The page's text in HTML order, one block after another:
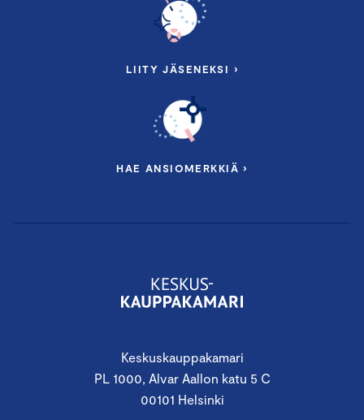
Keskuskauppakamari
PL 1000, Alvar Aallon katu 5 C
00101 Helsinki
LIITY JÄSENEKSI ›
HAE ANSIOMERKKIÄ ›